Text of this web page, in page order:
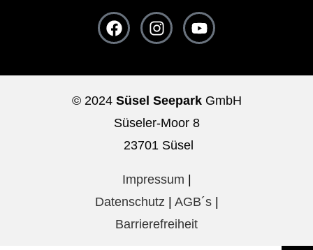
© 2024 Süsel SeeparkGmbH
Süseler-Moor 8
23701 Süsel
Impressum
Datenschutz
AGB´s|
Barrierefreiheit